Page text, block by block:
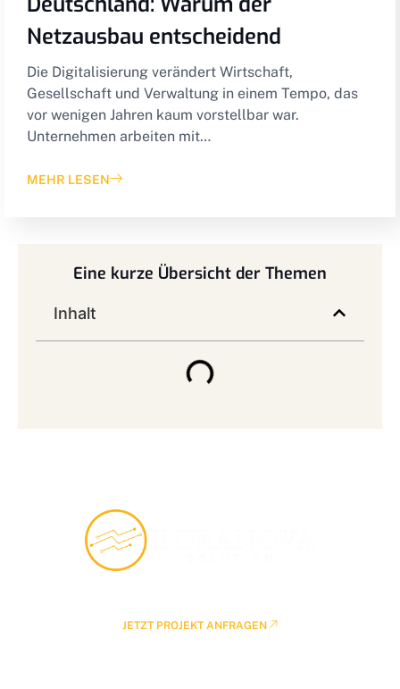
Netzausbau entscheidend
Die Digitalisierung verändert Wirtschaft,
Gesellschaft und Verwaltung in einem Tempo, das
vor wenigen Jahren kaum vorstellbar war.
Unternehmen arbeiten mit…
MEHR LESEN
Eine kurze Übersicht der Themen
Inhalt
JETZT PROJEKT ANFRAGEN